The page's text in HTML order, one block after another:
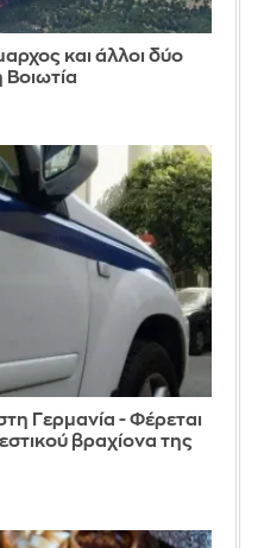
και άλλοι δύο
Βοιωτία
Γερμανία - Φέρεται
βραχίονα της